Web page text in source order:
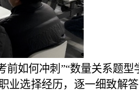
如何冲刺”“数量关系题型
业选择经历，逐一细致解